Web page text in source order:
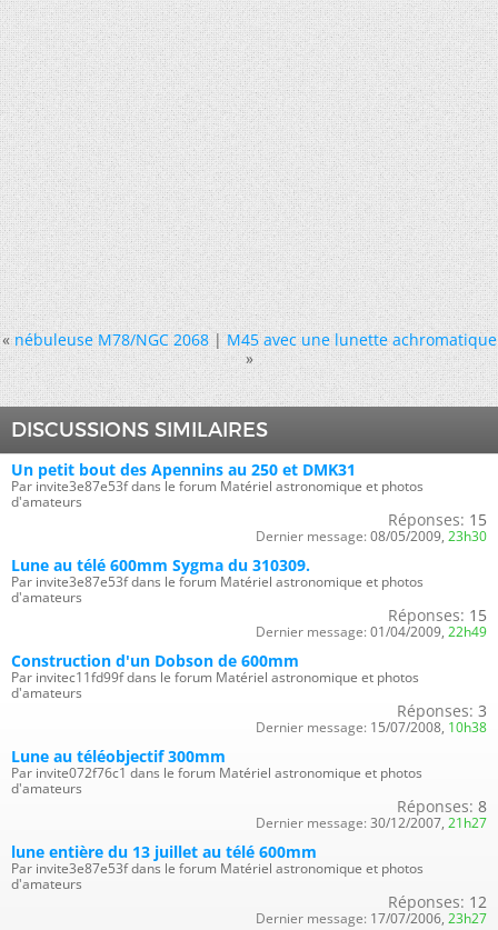
« nébuleuse M78/NGC 2068|M45 avec une lunette achromatique
»
DISCUSSIONS SIMILAIRES
Un petit bout des Apennins au 250 et DMK31
Par invite3e87e53f dans le forum Matériel astronomique et photos
d'amateurs
Réponses: 15
Dernier message: 08/05/2009, 23h30
Lune au télé 600mm Sygma du 310309.
Par invite3e87e53f dans le forum Matériel astronomique et photos
d'amateurs
Réponses: 15
Dernier message: 01/04/2009, 22h49
Construction d'un Dobson de 600mm
Par invitec11fd99f dans le forum Matériel astronomique et photos
d'amateurs
Réponses: 3
Dernier message: 15/07/2008, 10h38
Lune au téléobjectif 300mm
Par invite072f76c1 dans le forum Matériel astronomique et photos
d'amateurs
Réponses: 8
Dernier message: 30/12/2007, 21h27
lune entière du 13 juillet au télé 600mm
Par invite3e87e53f dans le forum Matériel astronomique et photos
d'amateurs
Réponses: 12
Dernier message: 17/07/2006, 23h27